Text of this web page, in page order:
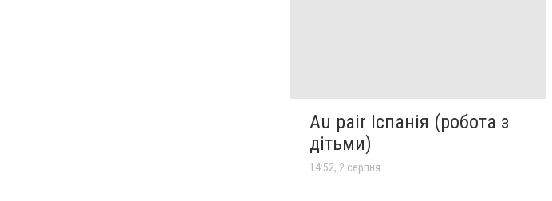
Au pair Іспанія (робота з
дітьми)
14:52, 2 серпня